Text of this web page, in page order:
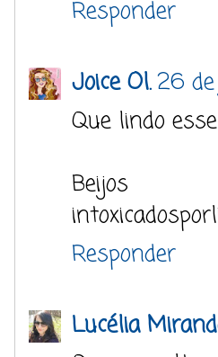
Responder
Joice Ol.26 de
Que lindo
Beijos
Responder
Lucélia